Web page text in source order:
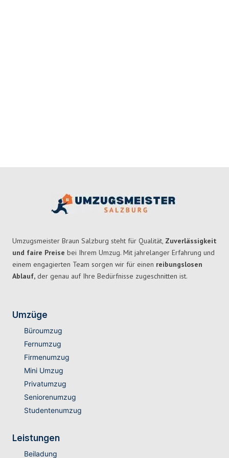
Umzugsmeister Braun Salzburg steht für Qualität, Zuverlässigkeit
und faire Preise bei Ihrem Umzug. Mit jahrelanger Erfahrung und
einem engagierten Team sorgen wir für einen reibungslosen
Ablauf, der genau auf Ihre Bedürfnisse zugeschnitten ist.
Umzüge
Büroumzug
Fernumzug
Firmenumzug
Mini Umzug
Privatumzug
Seniorenumzug
Studentenumzug
Leistungen
Beiladung